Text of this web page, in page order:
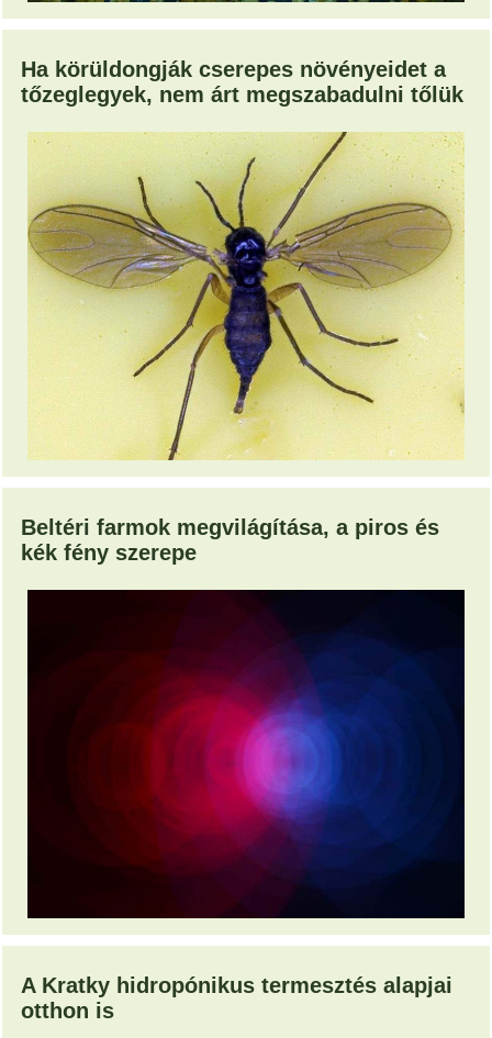
Ha körüldongják cserepes növényeidet a
tőzeglegyek, nem árt megszabadulni tőlük
Beltéri farmok megvilágítása, a piros és
kék fény szerepe
A Kratky hidropónikus termesztés alapjai
otthon is